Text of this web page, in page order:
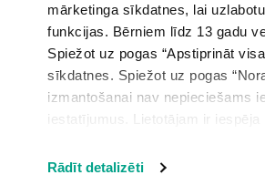
mārketinga sīkdatnes, lai
funkcijas. Bērniem līdz 13 gadu
Spiežot uz pogas “Apstiprināt
sīkdatnes. Spiežot uz pogas
izmantošanai nav nepieciešams
iestatījumus. Lietotājam ir
Rādīt detalizēti